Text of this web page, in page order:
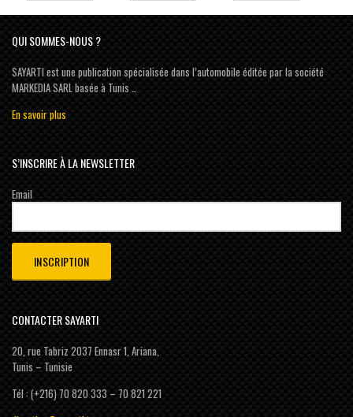
QUI SOMMES-NOUS ?
SAYARTI est une publication spécialisée dans l’automobile éditée par la société
MARKEDIA SARL basée à Tunis …
En savoir plus
S’INSCRIRE À LA NEWSLETTER
Email
CONTACTER SAYARTI
20, rue Tabriz 2037 Ennasr 1, Ariana,
Tunis – Tunisie
Tél : (+216) 70 820 333 – 70 821 221